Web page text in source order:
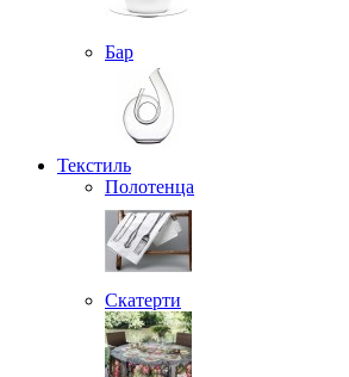
Бар
Текстиль
Полотенца
Скатерти